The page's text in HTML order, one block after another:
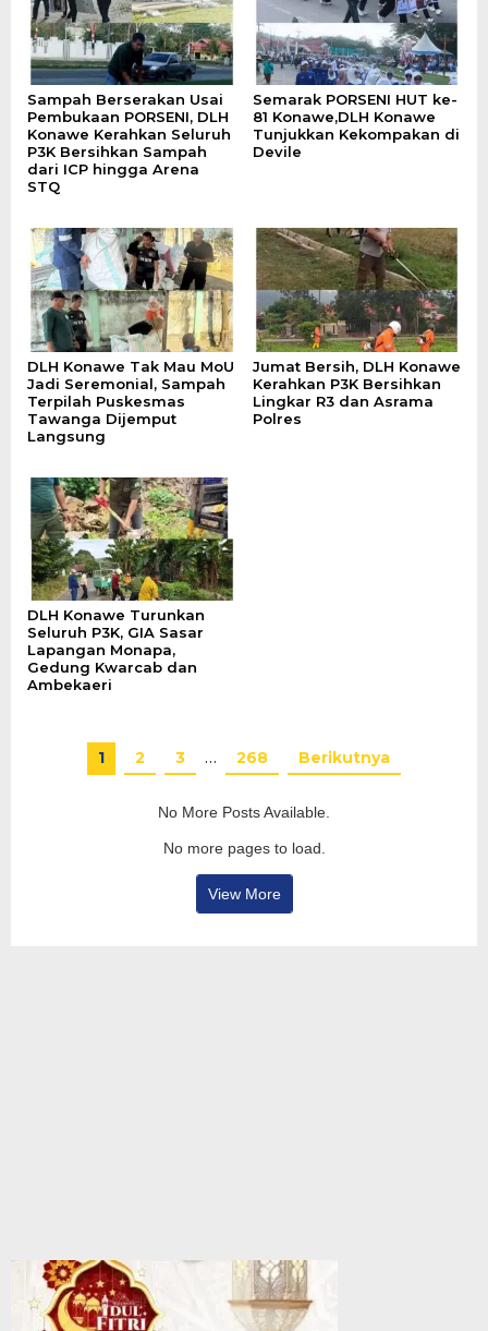
Sampah Berserakan Usai
Pembukaan PORSENI, DLH
Konawe Kerahkan Seluruh
P3K Bersihkan Sampah
dari ICP hingga Arena
STQ
Semarak PORSENI HUT ke-
81 Konawe,DLH Konawe
Tunjukkan Kekompakan di
Devile
DLH Konawe Tak Mau MoU
Jadi Seremonial, Sampah
Terpilah Puskesmas
Tawanga Dijemput
Langsung
Jumat Bersih, DLH Konawe
Kerahkan P3K Bersihkan
Lingkar R3 dan Asrama
Polres
DLH Konawe Turunkan
Seluruh P3K, GIA Sasar
Lapangan Monapa,
Gedung Kwarcab dan
Ambekaeri
1 2 3 … 268 Berikutnya
No More Posts Available.
No more pages to load.
View More